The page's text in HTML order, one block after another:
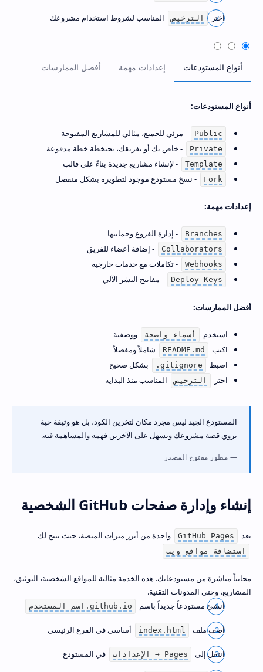
اختر الترخيص المناسب لشروط استخدام مشروعك
أنواع المستودعات:
Public - مرئي للجميع، مثالي للمشاريع المفتوحة
Private - خاص بك أو بفريقك، يحتخطة خطة مدفوعة
Template - لإنشاء مشاريع جديدة بناءً على قالب
Fork - نسخ مستودع موجود لتطويره بشكل منفصل
إعدادات مهمة:
Branches - إدارة الفروع وحمايتها
Collaborators - إضافة أعضاء للفريق
Webhooks - تكاملات مع خدمات خارجية
Deploy Keys - مفاتيح النشر الآلي
أفضل الممارسات:
استخدم أسماء واضحة
ووصفية
اكتب
README.md
شاملاً ومفصلاً
اضبط
.gitignore
بشكل صحيح
اختر
الترخيص المناسب منذ البداية
المستودع الجيد ليس مجرد مكان لتخزين الكود، بل هو وثيقة حية
تروي قصة مشروعك وتسهل على الآخرين فهمه والمساهمة فيه.
مطور مفتوح المصدر
إنشاء وإدارة صفحات GitHub الشخصية
تعد GitHub Pages واحدة من أبرز ميزات المنصة، حيث تتيح لك
استضافة مواقع ويب
مجانياً مباشرة من مستودعاتك. هذه الخدمة مثالية للمواقع الشخصية، التوثيق،
المشاريع، وحتى المدونات التقنية.
أنشئ مستودعاً جديداً باسم
اسم المستخدم.github.io
أضف ملف index.html أساسي في الفرع الرئيسي
انتقل إلى الإعدادات → Pages في المستودع